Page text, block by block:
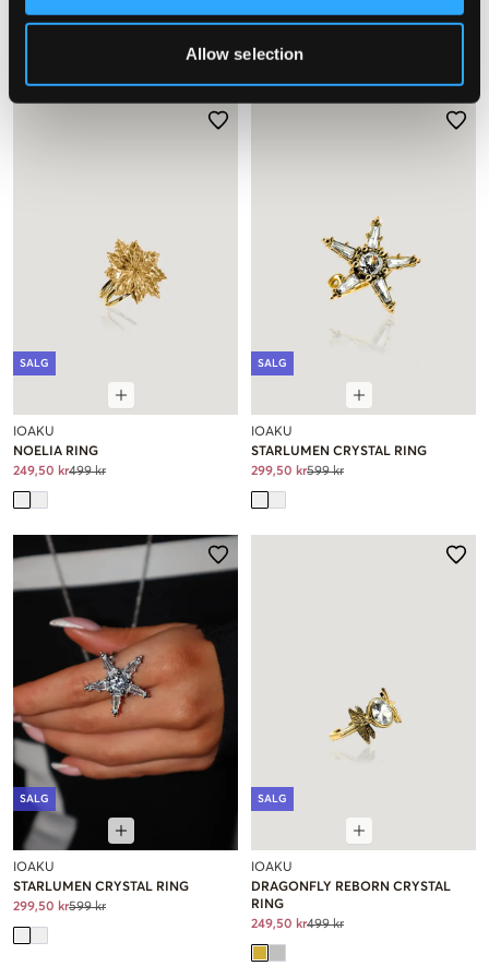
Allow selection
DRAGONFLY REBORN MULTI RING
DRAGONFLY REBORN MULTI RING
SALG
IOAKU
NOELIA RING
249,50 kr499 kr
SALG
IOAKU
STARLUMEN CRYSTAL RING
299,50 kr599 kr
SALG
IOAKU
STARLUMEN CRYSTAL RING
299,50 kr599 kr
SALG
IOAKU
DRAGONFLY REBORN CRYSTAL
RING
249,50 kr499 kr